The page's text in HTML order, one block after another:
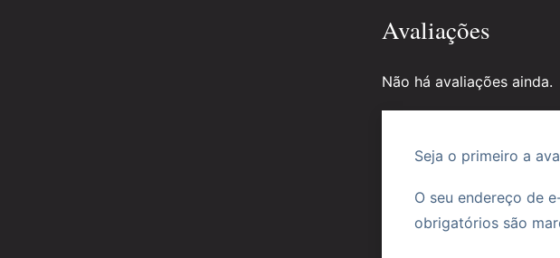
na lavra do autor como
modo criativo, o livro é
Avaliações
Não há avaliações ainda.
Seja o primeiro a
O seu endereço de
obrigatórios são